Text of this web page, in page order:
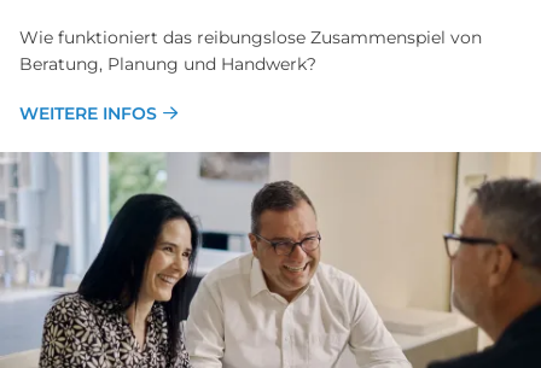
Wie funktioniert das reibungslose Zusammenspiel von
Beratung, Planung und Handwerk?
WEITERE INFOS